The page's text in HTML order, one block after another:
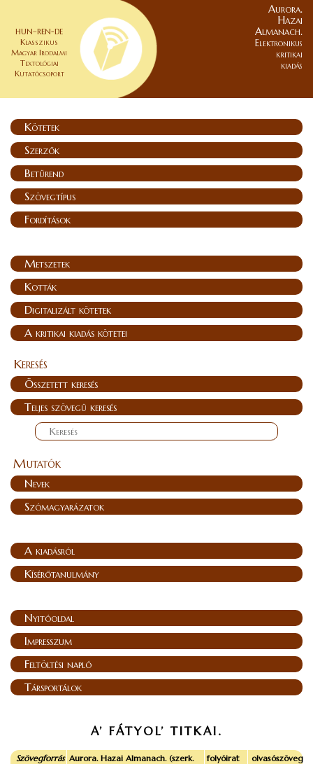
HUN–REN-DE
Klasszikus
Magyar Irodalmi
Textológiai
Kutatócsoport
Aurora.
Hazai
Almanach.
Elektronikus
kritikai
kiadás
Kötetek
Szerzők
Betűrend
Szövegtípus
Fordítások
Metszetek
Kották
Digitalizált kötetek
A kritikai kiadás kötetei
Keresés
Összetett keresés
Teljes szövegű keresés
Mutatók
Nevek
Szómagyarázatok
A kiadásról
Kísérőtanulmány
Nyitóoldal
Impresszum
Feltöltési napló
Társportálok
A’ FÁTYOL’ TITKAI.
Szövegforrás Aurora. Hazai Almanach. (szerk.
folyóirat
olvasószöveg